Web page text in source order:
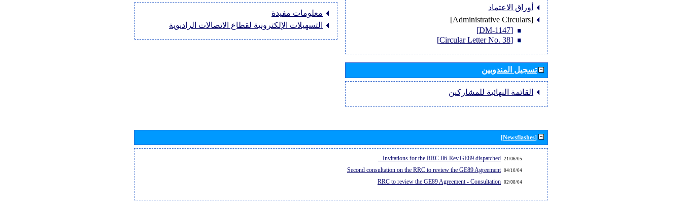
معلومات مفيدة
التسهيلات الإلكترونية لقطاع الاتصالات الراديوية
أوراق الاعتماد
[Administrative Circulars]
[DM-1147]
[Circular Letter No. 38]
تسجيل المندوبين
القائمة النهائية للمشاركين
[Newsflashes]
21/06/05
Invitations for the RRC-06-Rev.GE89 dispatched...
04/10/04
Second consultation on the RRC to review the GE89 Agreement
02/08/04
RRC to review the GE89 Agreement - Consultation